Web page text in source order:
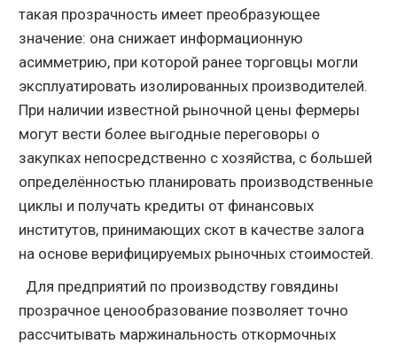
такая прозрачность имеет преобразующее
значение: она снижает информационную
асимметрию, при которой ранее торговцы могли
эксплуатировать изолированных производителей.
При наличии известной рыночной цены фермеры
могут вести более выгодные переговоры о
закупках непосредственно с хозяйства, с большей
определённостью планировать производственные
циклы и получать кредиты от финансовых
институтов, принимающих скот в качестве залога
на основе верифицируемых рыночных стоимостей.
Для предприятий по производству говядины
прозрачное ценообразование позволяет точно
рассчитывать маржинальность откормочных